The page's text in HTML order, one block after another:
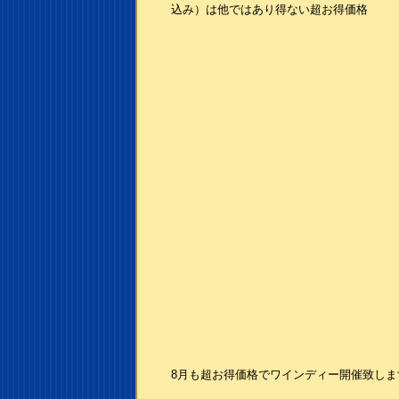
込み）は他ではあり得ない超お得価格
8月も超お得価格でワインディー開催致し